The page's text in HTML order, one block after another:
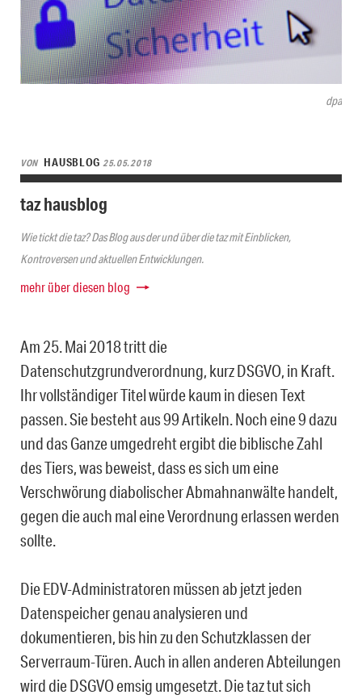
dpa
VON HAUSBLOG 25.05.2018
taz hausblog
Wie tickt die taz? Das Blog aus der und über die taz mit Einblicken,
Kontroversen und aktuellen Entwicklungen.
mehr über diesen blog
Am 25. Mai 2018 tritt die
Datenschutzgrundverordnung, kurz DSGVO, in Kraft.
Ihr vollständiger Titel würde kaum in diesen Text
passen. Sie besteht aus 99 Artikeln. Noch eine 9 dazu
und das Ganze umgedreht ergibt die biblische Zahl
des Tiers, was beweist, dass es sich um eine
Verschwörung diabolischer Abmahnanwälte handelt,
gegen die auch mal eine Verordnung erlassen werden
sollte.
Die EDV-Administratoren müssen ab jetzt jeden
Datenspeicher genau analysieren und
dokumentieren, bis hin zu den Schutzklassen der
Serverraum-Türen. Auch in allen anderen Abteilungen
wird die DSGVO emsig umgesetzt. Die taz tut sich